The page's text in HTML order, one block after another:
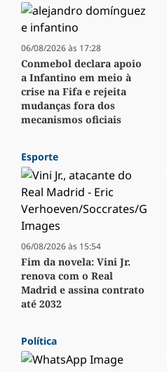
06/08/2026 às 17:28
Conmebol declara apoio
a Infantino em meio à
crise na Fifa e rejeita
mudanças fora dos
mecanismos oficiais
Esporte
06/08/2026 às 15:54
Fim da novela: Vini Jr.
renova com o Real
Madrid e assina contrato
até 2032
Política